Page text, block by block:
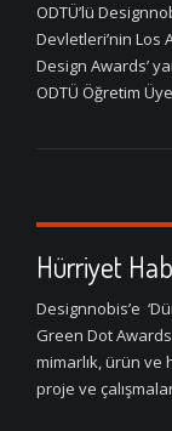
ODTÜ’lü
Devletleri’nin Los
Design Awards’
ODTÜ Öğretim
Hürriyet
Designnobis’e
Green Dot Awards
mimarlık, ürün ve
proje ve